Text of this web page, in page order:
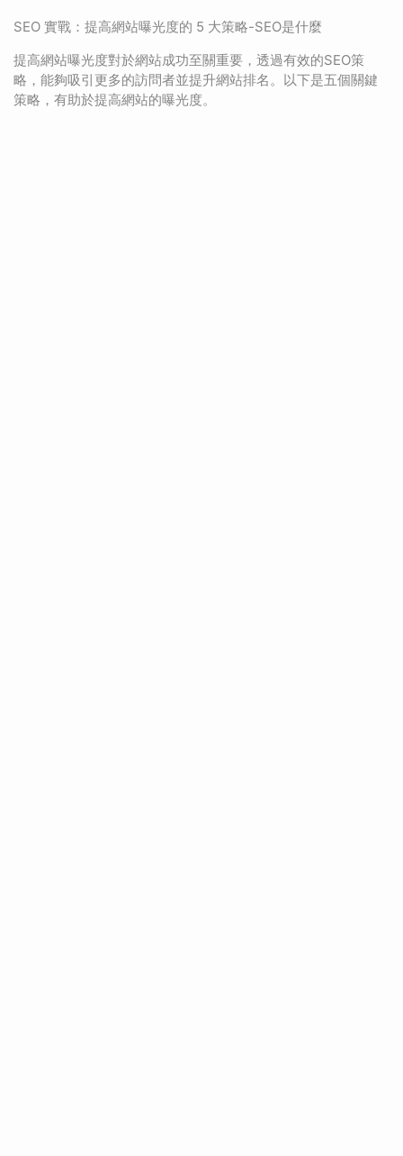
SEO 實戰：提高網站曝光度的 5 大策略-SEO是什麼
提高網站曝光度對於網站成功至關重要，透過有效的SEO策
略，能夠吸引更多的訪問者並提升網站排名。以下是五個關鍵
策略，有助於提高網站的曝光度。